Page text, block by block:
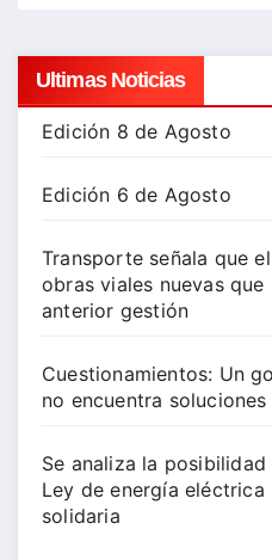
Ultimas Noticias
Edición 8 de Agosto
Edición 6 de Agosto
Transporte señala que
obras viales nuevas
anterior gestión
Cuestionamientos: Un
no encuentra
Se analiza la
Ley de energía
solidaria